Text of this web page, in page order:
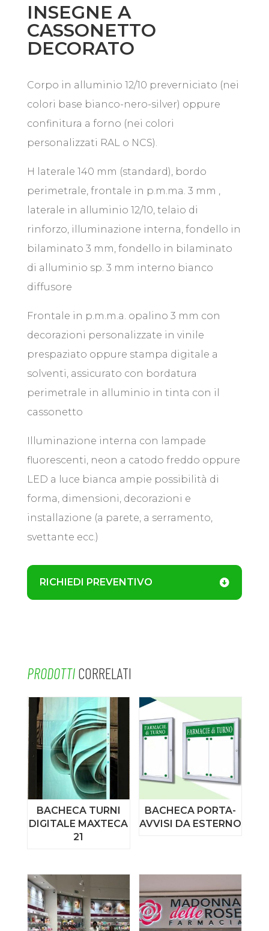
INSEGNE A
CASSONETTO
DECORATO
Corpo in alluminio 12/10 preverniciato (nei
colori base bianco-nero-silver) oppure
confinitura a forno (nei colori
personalizzati RAL o NCS).
H laterale 140 mm (standard), bordo
perimetrale, frontale in p.m.ma. 3 mm ,
laterale in alluminio 12/10, telaio di
rinforzo, illuminazione interna, fondello in
bilaminato 3 mm, fondello in bilaminato
di alluminio sp. 3 mm interno bianco
diffusore
Frontale in p.m.m.a. opalino 3 mm con
decorazioni personalizzate in vinile
prespaziato oppure stampa digitale a
solventi, assicurato con bordatura
perimetrale in alluminio in tinta con il
cassonetto
Illuminazione interna con lampade
fluorescenti, neon a catodo freddo oppure
LED a luce bianca ampie possibilità di
forma, dimensioni, decorazioni e
installazione (a parete, a serramento,
svettante ecc.)
RICHIEDI PREVENTIVO
PRODOTTI CORRELATI
BACHECA TURNI
DIGITALE MAXTECA
21
BACHECA PORTA-
AVVISI DA ESTERNO